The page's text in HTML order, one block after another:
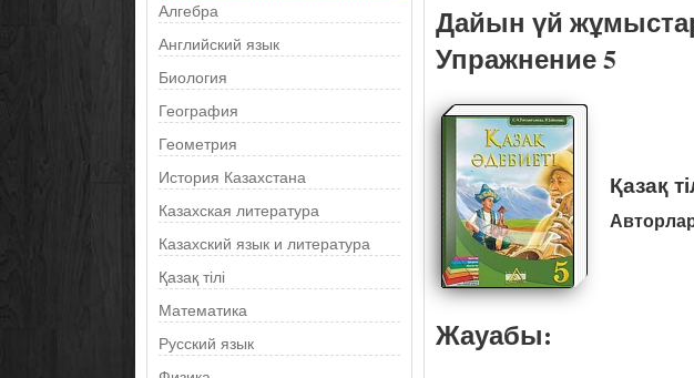
Алгебра
Английский язык
Биология
География
Геометрия
История Казахстана
Казахская литература
Казахский язык и литература
Қазақ тілі
Математика
Русский язык
Дайын үй
Упражнение 5
Қазақ
Жауабы: